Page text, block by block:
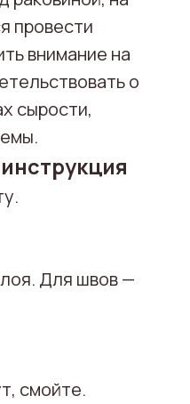
провести
внимание на
о
сырости,
Для швов —
смойте.